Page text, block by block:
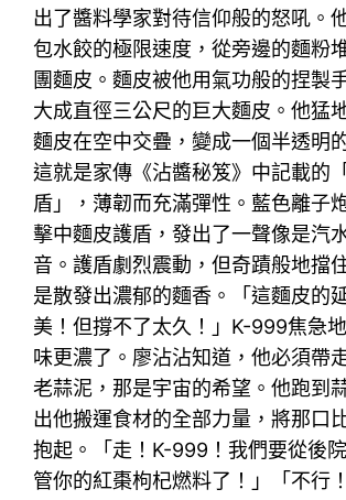
出了醬料學家對待信仰般的怒吼。
包水餃的極限速度，從旁邊的麵粉
團麵皮。麵皮被他用氣功般的捏製
大成直徑三公尺的巨大麵皮。他猛
麵皮在空中交疊，變成一個半透明
這就是家傳《沾醬秘笈》中記載的
盾」，薄韌而充滿彈性。藍色離子
擊中麵皮護盾，發出了一聲像是汽
音。護盾劇烈震動，但奇蹟般地擋
是散發出濃郁的麵香。「這麵皮的
美！但撐不了太久！」K-999焦急
味更濃了。廖沾沾知道，他必須帶
老蒜泥，那是宇宙的希望。他跑到
出他搬運食材的全部力量，將那口
抱起。「走！K-999！我們要從後
管你的紅棗枸杞燃料了！」「不行